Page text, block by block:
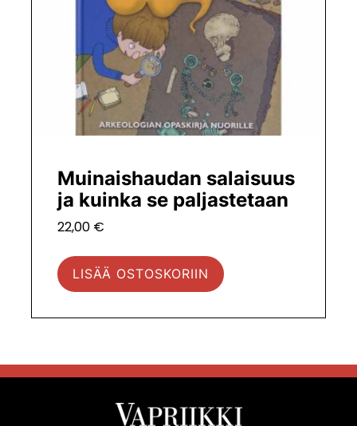
Muinaishaudan salaisuus
ja kuinka se paljastetaan
22,00 €
LISÄÄ OSTOSKORIIN